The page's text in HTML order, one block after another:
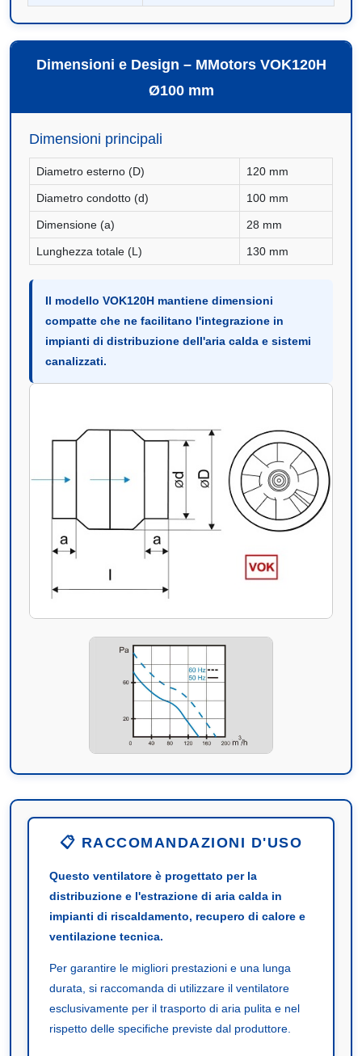
Dimensioni e Design – MMotors VOK120H
Ø100 mm
Dimensioni principali
Diametro esterno (D) 120 mm
Diametro condotto (d) 100 mm
Dimensione (a) 28 mm
Lunghezza totale (L) 130 mm
Il modello VOK120H mantiene dimensioni
compatte che ne facilitano l'integrazione in
impianti di distribuzione dell'aria calda e sistemi
canalizzati.
📋 RACCOMANDAZIONI D'USO
Questo ventilatore è progettato per la
distribuzione e l'estrazione di aria calda in
impianti di riscaldamento, recupero di calore e
ventilazione tecnica.
Per garantire le migliori prestazioni e una lunga
durata, si raccomanda di utilizzare il ventilatore
esclusivamente per il trasporto di aria pulita e nel
rispetto delle specifiche previste dal produttore.